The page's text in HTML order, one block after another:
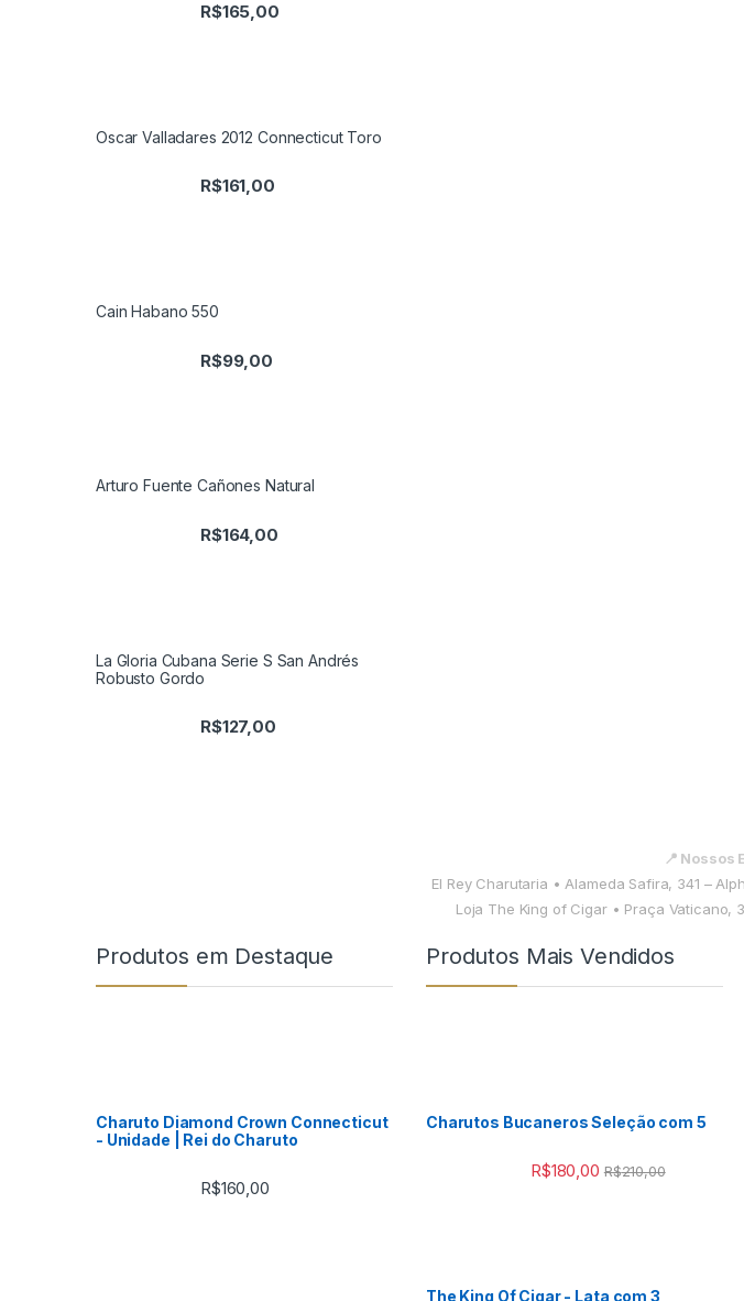
R$165,00
Oscar Valladares 2012 Connecticut Toro
R$161,00
Cain Habano 550
R$99,00
Arturo Fuente Cañones Natural
R$164,00
La Gloria Cubana Serie S San Andrés
Robusto Gordo
R$127,00
📍 Nossos
El Rey Charutaria • Alameda Safira, 341 –
Loja The King of Cigar • Praça Vaticano,
Produtos em Destaque
Charuto Diamond Crown Connecticut
- Unidade | Rei do Charuto
R$160,00
Produtos Mais Vendidos
Charutos Bucaneros Seleção com 5
R$180,00 R$210,00
The King Of Cigar - Lata com 3